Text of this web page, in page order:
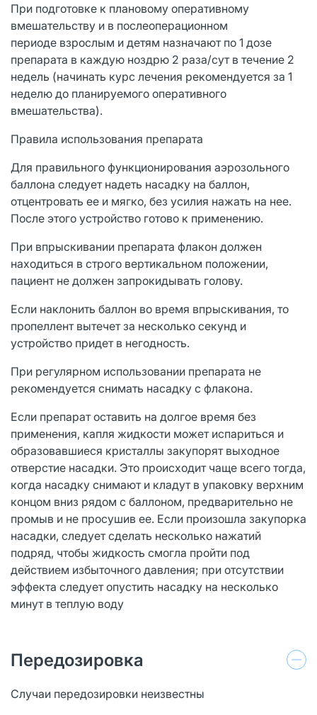
При подготовке к плановому оперативному
вмешательству и в послеоперационном
периоде взрослым и детям назначают по 1 дозе
препарата в каждую ноздрю 2 раза/сут в течение 2
недель (начинать курс лечения рекомендуется за 1
неделю до планируемого оперативного
вмешательства).
Правила использования препарата
Для правильного функционирования аэрозольного
баллона следует надеть насадку на баллон,
отцентровать ее и мягко, без усилия нажать на нее.
После этого устройство готово к применению.
При впрыскивании препарата флакон должен
находиться в строго вертикальном положении,
пациент не должен запрокидывать голову.
Если наклонить баллон во время впрыскивания, то
пропеллент вытечет за несколько секунд и
устройство придет в негодность.
При регулярном использовании препарата не
рекомендуется снимать насадку с флакона.
Если препарат оставить на долгое время без
применения, капля жидкости может испариться и
образовавшиеся кристаллы закупорят выходное
отверстие насадки. Это происходит чаще всего тогда,
когда насадку снимают и кладут в упаковку верхним
концом вниз рядом с баллоном, предварительно не
промыв и не просушив ее. Если произошла закупорка
насадки, следует сделать несколько нажатий
подряд, чтобы жидкость смогла пройти под
действием избыточного давления; при отсутствии
эффекта следует опустить насадку на несколько
минут в теплую воду
Передозировка
Случаи передозировки неизвестны